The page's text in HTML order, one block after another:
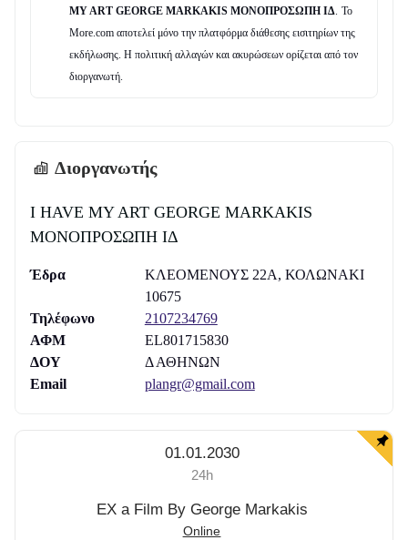
"Κράμα fiction και ντοκιμαντέρ, η ταινία διεισδύει στα άδυτα της
τουαλέτας των dance ναών του Βερολίνου –και συγκεκριμένα
του KitCatClub– και καταγράφει, με απόλυτο ρεαλισμό,
ασφυκτικά close ups, αλλά και μια πινελιά σκοτεινής ποίησης
τουαλέτες του εμβληματικού queer friendly underground
"Ποίηση στις τουαλέτες του Βερολίνου"-Νόπη Ράντη
"Η πρωτότυπη αυτή ιδέα του Γιώργου Μαρακάκη [...] δεν
απεικονίζει απλά έναν τρόπο ζωής και διασκέδασης, λέει επίσης
και πολλά πράγματα για τη ζωή στις δυτικές κοινωνίες εν
MY ART GEORGE MARKAKIS ΜΟΝΟΠΡΟΣΩΠΗ ΙΔ. Το
More.com αποτελεί μόνο την πλατφόρμα διάθεσης εισιτηρίων της
εκδήλωσης. Η πολιτική αλλαγών και ακυρώσεων ορίζεται από τον
διοργανωτή.
Διοργανωτής
I HAVE MY ART GEORGE MARKAKIS
ΜΟΝΟΠΡΟΣΩΠΗ ΙΔ
Έδρα
ΚΛΕΟΜΕΝΟΥΣ 22Α, ΚΟΛΩΝΑΚΙ
10675
Τηλέφωνο
2107234769
ΑΦΜ
EL801715830
ΔΟΥ
Δ ΑΘΗΝΩΝ
Email
plangr@gmail.com
01.01.2030
24h
EX a Film By George Markakis
Online